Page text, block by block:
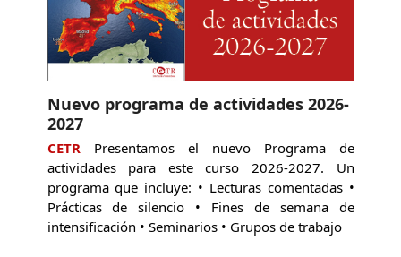
Nuevo programa de actividades 2026-
2027
CETRPresentamos el nuevo Programa de
actividades para este curso 2026-2027. Un
programa que incluye: • Lecturas comentadas •
Prácticas de silencio • Fines de semana de
intensificación • Seminarios • Grupos de trabajo